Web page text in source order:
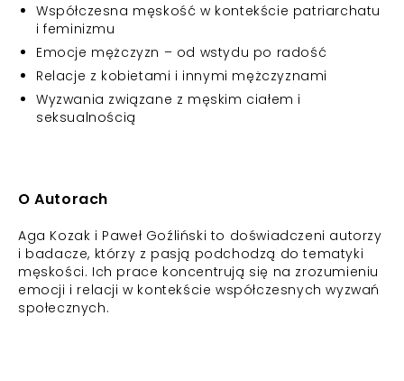
Współczesna męskość w kontekście patriarchatu
i feminizmu
Emocje mężczyzn – od wstydu po radość
Relacje z kobietami i innymi mężczyznami
Wyzwania związane z męskim ciałem i
seksualnością
O Autorach
Aga Kozak i Paweł Goźliński to doświadczeni autorzy
i badacze, którzy z pasją podchodzą do tematyki
męskości. Ich prace koncentrują się na zrozumieniu
emocji i relacji w kontekście współczesnych wyzwań
społecznych.